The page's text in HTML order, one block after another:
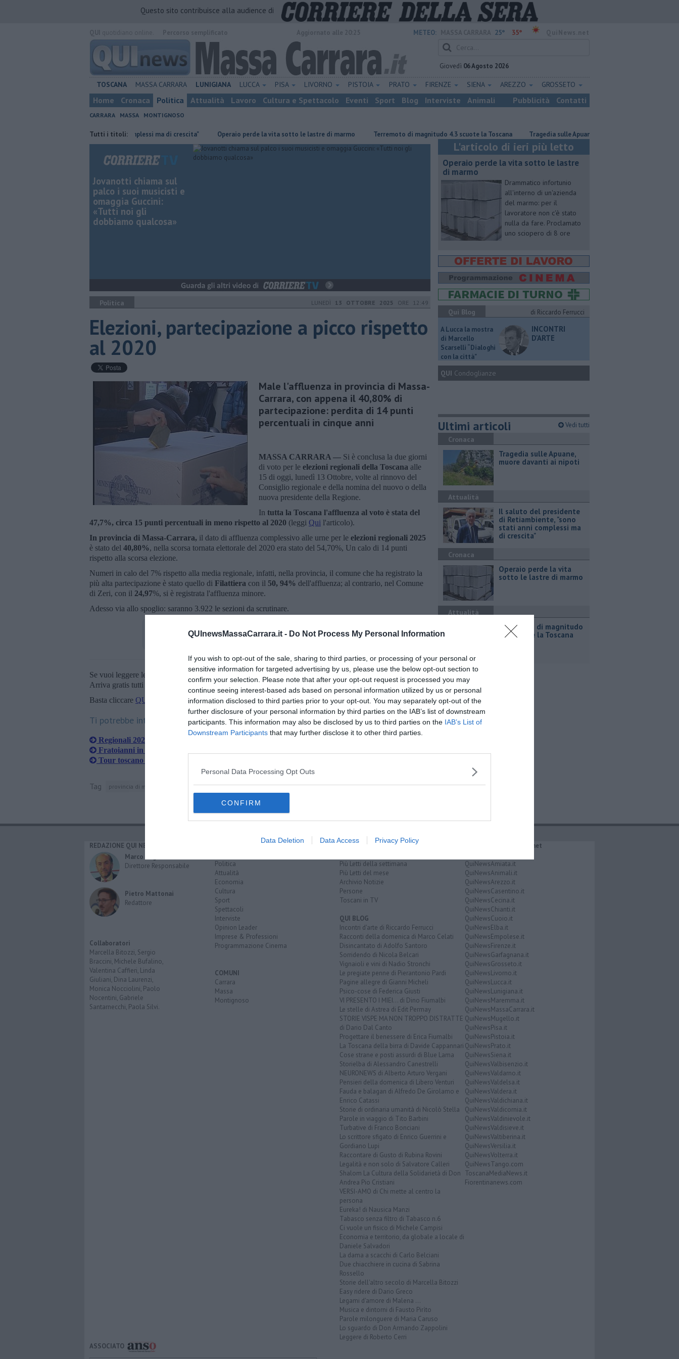
QUInewsMassaCarrara.it - Do Not Process My Personal Information
If you wish to opt-out of the sale, sharing to third parties, or processing of your personal or
sensitive information for targeted advertising by us, please use the below opt-out section to
confirm your selection. Please note that after your opt-out request is processed you may
continue seeing interest-based ads based on personal information utilized by us or personal
information disclosed to third parties prior to your opt-out. You may separately opt-out of the
further disclosure of your personal information by third parties on the IAB’s list of downstream
participants. This information may also be disclosed by us to third parties on the IAB’s List of
Downstream Participants that may further disclose it to other third parties.
Personal Data Processing Opt Outs
CONFIRM
Data Deletion Data Access Privacy Policy
Questo sito contribuisce alla audience di
METEO: 25° 35°
Giovedì 06 Agosto 2026
TOSCANA MASSA CARRARA LUNIGIANA LUCCA PISA LIVORNO PISTOIA PRATO FIRENZE SIENA AREZZO GROSSETO
Home Cronaca Politica Attualità Lavoro Cultura e Spettacolo Eventi Sport Blog Interviste Animali Pubblicità Contatti
CARRARA MASSA MONTIGNOSO
Tutti i titoli:
Retiambiente, "sono stati anni complessi ma di crescita" Operaio perde la vita sotto le lastre di marmo Terremoto di magnitudo 4.3 scuote la Toscana Tragedia sulle Apuane, muore davanti ai nipoti
Jovanotti chiama sul
palco i suoi musicisti e
omaggia Guccini:
«Tutti noi gli
dobbiamo qualcosa»
Politica LUNEDÌ 13 OTTOBRE 2025 ORE 12:49
Elezioni, partecipazione a picco rispetto
al 2020
Male l'affluenza in provincia di Massa-
Carrara, con appena il 40,80% di
partecipazione: perdita di 14 punti
percentuali in cinque anni
MASSA CARRARA — Si è conclusa la due giorni
di voto per le elezioni regionali della Toscana alle
15 di oggi, lunedì 13 Ottobre, volte al rinnovo del
Consiglio regionale e della nomina del nuovo o della
nuova presidente della Regione.
In tutta la Toscana l'affluenza al voto è stata del
47,7%, circa 15 punti percentuali in meno rispetto al 2020 (leggi Qui l'articolo).
In provincia di Massa-Carrara, il dato di affluenza complessivo alle urne per le elezioni regionali 2025
è stato del 40,80%, nella scorsa tornata elettorale del 2020 era stato del 54,70%, Un calo di 14 punti
rispetto alla scorsa elezione.
Numeri in calo del 7% rispetto alla media regionale, infatti, nella provincia, il comune che ha registrato la
più alta partecipazione è stato quello di Filattiera con il 50, 94% dell'affluenza; al contrario, nel Comune
di Zeri, con il 24,97%, si è registrata l'affluenza minore.
Adesso via allo spoglio: saranno 3.922 le sezioni da scrutinare.
Se vuoi leggere le notizie principali della Toscana iscriviti alla
Newsletter QUInews - ToscanaMedia.
Arriva gratis tutti i giorni alle 20:00 direttamente nella tua casella di posta.
Basta cliccare QUI
Ti potrebbe interessare anche:
Regionali 2025, ecco le schede elettorali
Fratoianni in Toscana, tour elettorale verso le regionali
Tour toscano per Angelo Bonelli e Nicola Fratoianni
Tag provincia di massa-carrara filattiera
L'articolo di ieri più letto
Operaio perde la vita sotto le lastre
di marmo
Drammatico infortunio
all'interno di un'azienda
del marmo: per il
lavoratore non c'è stato
nulla da fare. Proclamato
uno sciopero di 8 ore
Qui Blog
di Riccardo Ferrucci
A Lucca la mostra
di Marcello
Scarselli “Dialoghi
con la città"
INCONTRI
D'ARTE
QUI Condoglianze
Ultimi articoli Vedi tutti
Cronaca
Tragedia sulle Apuane,
muore davanti ai nipoti
Attualità
Il saluto del presidente
di Retiambiente, "sono
stati anni complessi ma
di crescita"
Cronaca
Operaio perde la vita
sotto le lastre di marmo
Attualità
Terremoto di magnitudo
4.3 scuote la Toscana
REDAZIONE QUI NEWS
Marco Migli
Direttore Responsabile
Pietro Mattonai
Redattore
Collaboratori
Marcella Bitozzi, Sergio
Braccini, Michele Bufalino,
Valentina Caffieri, Linda
Giuliani, Dina Laurenzi,
Monica Nocciolini, Paolo
Nocentini, Gabriele
Santarnecchi, Paola Silvi.
Politica
Attualità
Economia
Cultura
Sport
Spettacoli
Interviste
Opinion Leader
Imprese & Professioni
Programmazione Cinema
COMUNI
Carrara
Massa
Montignoso
RUBRICHE
Più Letti della settimana
Più Letti del mese
Archivio Notizie
Persone
Toscani in TV
QUI BLOG
Incontri d'arte di Riccardo Ferrucci
Racconti della domenica di Marco Celati
Disincantato di Adolfo Santoro
Sorridendo di Nicola Belcari
Vignaioli e vini di Nadio Stronchi
Le pregiate penne di Pierantonio Pardi
Pagine allegre di Gianni Micheli
Psico-cose di Federica Giusti
VI PRESENTO I MIEI... di Dino Fiumalbi
Le stelle di Astrea di Edit Permay
STORIE VISPE MA NON TROPPO DISTRATTE
di Dario Dal Canto
Progettare il benessere di Erica Fiumalbi
La Toscana della birra di Davide Cappannari
Cose strane e posti assurdi di Blue Lama
Storielba di Alessandro Canestrelli
NEURONEWS di Alberto Arturo Vergani
Pensieri della domenica di Libero Venturi
Fauda e balagan di Alfredo De Girolamo e
Enrico Catassi
Storie di ordinaria umanità di Nicolò Stella
Parole in viaggio di Tito Barbini
Turbative di Franco Bonciani
Lo scrittore sfigato di Enrico Guerrini e
Gordiano Lupi
Raccontare di Gusto di Rubina Rovini
Legalità e non solo di Salvatore Calleri
Shalom La Cultura della Solidarietà di Don
Andrea Pio Cristiani
VERSI-AMO di Chi mette al centro la
persona
Eureka! di Nausica Manzi
Tabasco senza filtro di Tabasco n.6
Ci vuole un fisico di Michele Campisi
Economia e territorio, da globale a locale di
Daniele Salvadori
La dama a scacchi di Carlo Belciani
Due chiacchiere in cucina di Sabrina
Rossello
Storie dell'altro secolo di Marcella Bitozzi
Easy ridere di Dario Greco
Legami d'amore di Malena ...
Musica e dintorni di Fausto Pirìto
Parole milonguere di Maria Caruso
Lo sguardo di Don Armando Zappolini
Leggere di Roberto Cerri
IL NETWORK QuiNews.net
QuiNewsAmiata.it
QuiNewsAnimali.it
QuiNewsArezzo.it
QuiNewsCasentino.it
QuiNewsCecina.it
QuiNewsChianti.it
QuiNewsCuoio.it
QuiNewsElba.it
QuiNewsEmpolese.it
QuiNewsFirenze.it
QuiNewsGarfagnana.it
QuiNewsGrosseto.it
QuiNewsLivorno.it
QuiNewsLucca.it
QuiNewsLunigiana.it
QuiNewsMaremma.it
QuiNewsMassaCarrara.it
QuiNewsMugello.it
QuiNewsPisa.it
QuiNewsPistoia.it
QuiNewsPrato.it
QuiNewsSiena.it
QuiNewsValbisenzio.it
QuiNewsValdarno.it
QuiNewsValdelsa.it
QuiNewsValdera.it
QuiNewsValdichiana.it
QuiNewsValdicornia.it
QuiNewsValdinievole.it
QuiNewsValdisieve.it
QuiNewsValtiberina.it
QuiNewsVersilia.it
QuiNewsVolterra.it
QuiNewsTango.com
ToscanaMediaNews.it
Fiorentinanews.com
ASSOCIATO